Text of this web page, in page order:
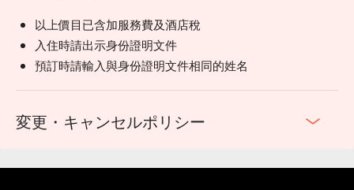
以上價目已含加服務費及酒店稅
入住時請出示身份證明文件
預訂時請輸入與身份證明文件相同的姓名
変更・キャンセルポリシー